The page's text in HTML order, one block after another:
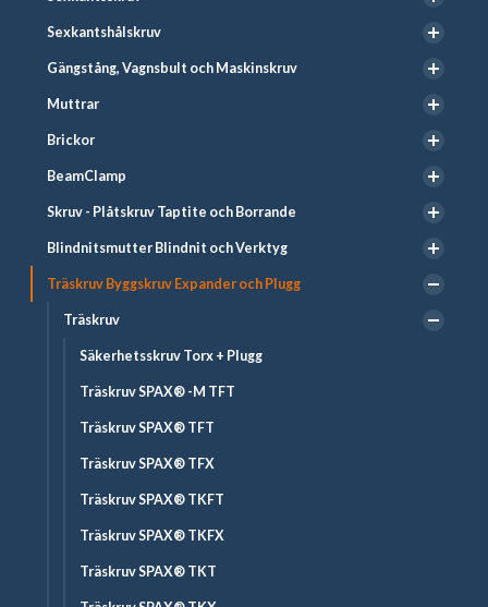
Sexkantshålskruv
Gängstång, Vagnsbult och Maskinskruv
Muttrar
Brickor
BeamClamp
Skruv - Plåtskruv Taptite och Borrande
Blindnitsmutter Blindnit och Verktyg
Träskruv Byggskruv Expander och Plugg
Träskruv
Säkerhetsskruv Torx + Plugg
Träskruv SPAX® -M TFT
Träskruv SPAX® TFT
Träskruv SPAX® TFX
Träskruv SPAX® TKFT
Träskruv SPAX® TKFX
Träskruv SPAX® TKT